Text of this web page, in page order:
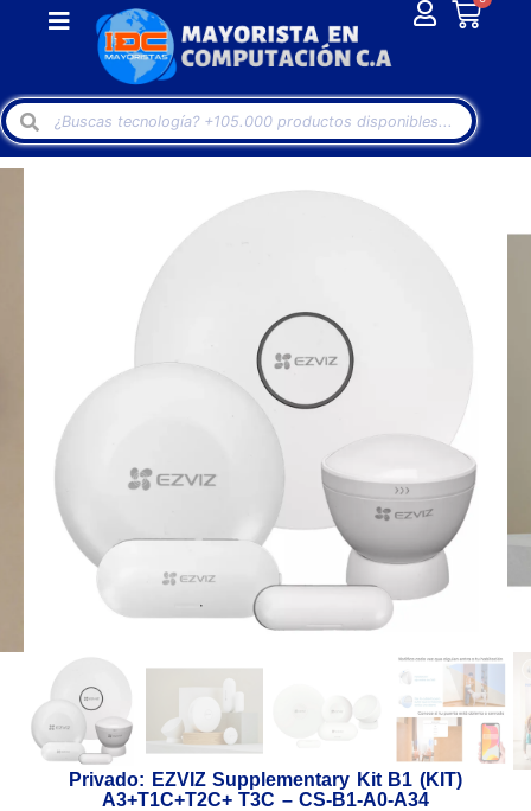
Privado: EZVIZ Supplementary Kit B1 (KIT)
A3+T1C+T2C+ T3C – CS-B1-A0-A34